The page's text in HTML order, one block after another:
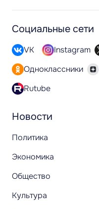
Новости
Политика
Экономика
Общество
Культура
Социальные сети
VK Instagram
Одноклассники
Rutube